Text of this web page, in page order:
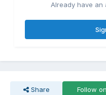
Already have an
Share Follow on